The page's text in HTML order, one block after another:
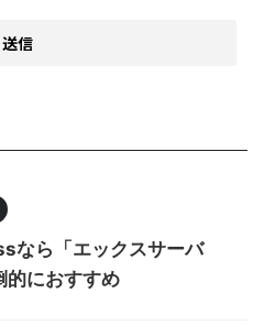
なら「エックスサーバ
的におすすめ